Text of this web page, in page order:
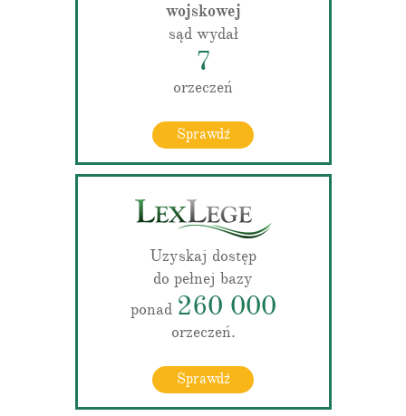
wojskowej
sąd wydał
7
orzeczeń
Sprawdź
Uzyskaj dostęp
do pełnej bazy
ponad 260 000
orzeczeń.
Sprawdź